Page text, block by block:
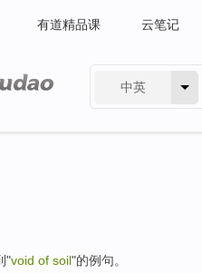
有道精品课 云笔记
中英
"void of soil"的例句。